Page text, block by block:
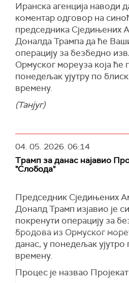
информација међу
у подршци поморској
Поред тога, истиче се да
Пројекта "Слобода"
бити комбиноване са
Иранска агенција наводи
коментар одговор на
председника Сједињених
Доналда Трампа да ће
операцију за безбедно
Ормуског мореуза која ће
понедељак ујутру по
времену.
(Танјуг)
04. 05. 2026.06:14
Трамп за данас најавио
"Слобода"
Председник Сједињених
Доналд Трамп изјавио је
покренути операцију за
бродова из Ормуског
данас, у понедељак
времену.
Процес је назвао